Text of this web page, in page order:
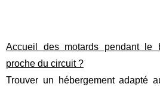
Accueil des motards pendant
proche du circuit ?
Trouver un hébergement adapté